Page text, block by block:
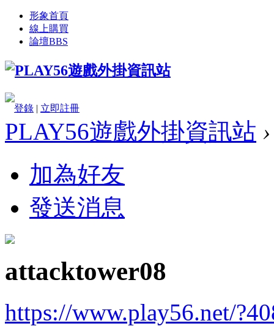
形象首頁
線上購買
論壇BBS
登錄 | 立即註冊
PLAY56遊戲外掛資訊站 ›
加為好友
發送消息
attacktower08
https://www.play56.net/